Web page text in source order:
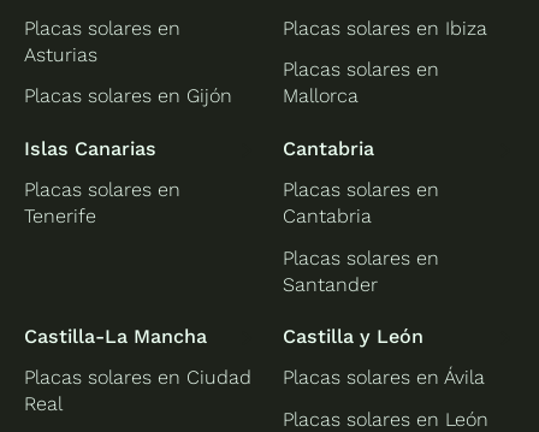
Placas solares en
Asturias
Placas solares en Gijón
Placas solares en Ibiza
Placas solares en
Mallorca
Islas Canarias
Placas solares en
Tenerife
Cantabria
Placas solares en
Cantabria
Placas solares en
Santander
Castilla-La Mancha
Placas solares en Ciudad
Real
Castilla y León
Placas solares en Ávila
Placas solares en León